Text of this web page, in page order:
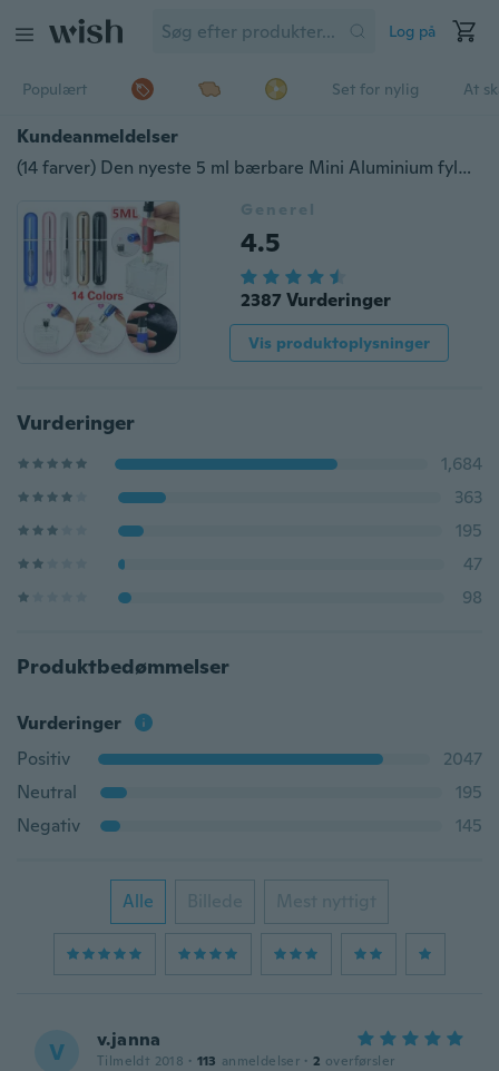
Log på
Populært Set for nylig At
Kundeanmeldelser
(14 farver) Den nyeste 5 ml bærbare Mini Aluminium fyldbare parfume flaske med spray tom kosmetisk beholder med forstøver
Generel
4.5
2387 Vurderinger
Vis produktoplysninger
Vurderinger
1,684
363
195
47
98
Produktbedømmelser
Vurderinger
Positiv
2047
Neutral
195
Negativ
145
Alle Billede Mest nyttigt
V v.janna
Tilmeldt 2018 · 113 anmeldelser · 2 overførsler